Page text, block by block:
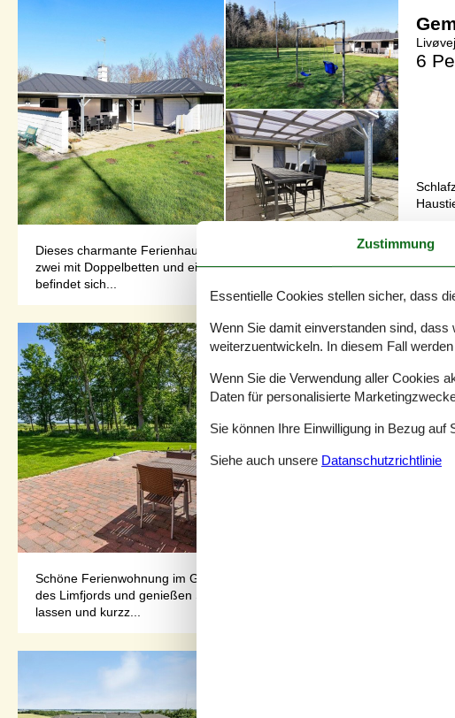
6
Dieses charmante Ferienhaus liegt im malerischen Feriengebiet Amtoft,
zwei mit Doppelbetten und ein drittes mit einem Doppelschlafsofa sowie
befindet sich...
6
Schöne Ferienwohnung im Grünen mit Blick auf den Fjord.Sehnen Sie
des Limfjords und genießen Sie einen entspannten Aufenthalt im
lassen und kurzz...
Zustimmung
Essentielle Cookies stellen sicher, dass
Wenn Sie damit einverstanden sind,
weiterzuentwickeln. In diesem Fall
Wenn Sie die Verwendung aller Cookies
Daten für personalisierte
Sie können Ihre Einwilligung in Bezug
Siehe auch unsere Datanschutzrichtlinie